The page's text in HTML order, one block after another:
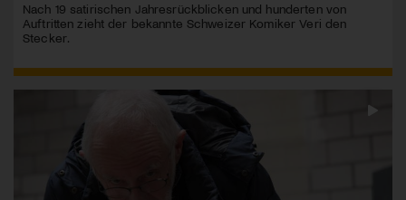
Nach 19 satirischen Jahresrückblicken und hunderten von
Auftritten zieht der bekannte Schweizer Komiker Veri den
Stecker.